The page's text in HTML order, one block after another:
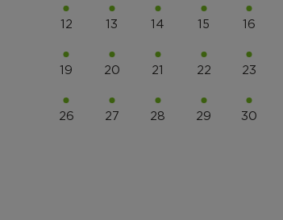
12 13 14 15 16
19 20 21 22 23
26 27 28 29 30